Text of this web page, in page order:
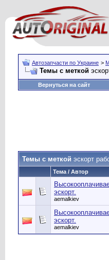
Автозапчасти по Украине >
Темы с меткой
Вернуться на сайт
Темы с меткой эскорт
Тема / Автор
эскорт.
aemalkiev
эскорт.
aemalkiev